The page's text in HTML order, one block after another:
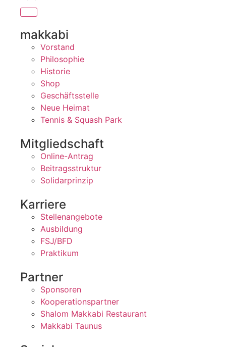
makkabi
Vorstand
Philosophie
Historie
Shop
Geschäftsstelle
Neue Heimat
Tennis & Squash Park
Mitgliedschaft
Online-Antrag
Beitragsstruktur
Solidarprinzip
Karriere
Stellenangebote
Ausbildung
FSJ/BFD
Praktikum
Partner
Sponsoren
Kooperationspartner
Shalom Makkabi Restaurant
Makkabi Taunus